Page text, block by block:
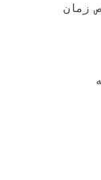
زمان